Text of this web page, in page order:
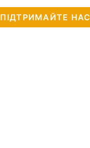
ПІДТРИМАЙТЕ НАС